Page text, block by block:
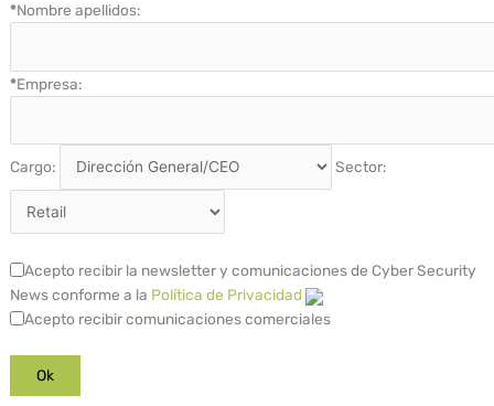
*Nombre apellidos:
*Empresa:
Cargo: Sector:
Acepto recibir la newsletter y comunicaciones de Cyber Security
News conforme a la Política de Privacidad
Acepto recibir comunicaciones comerciales